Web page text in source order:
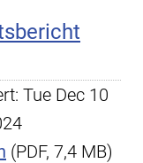
Tue Dec 10
(PDF, 7,4 MB)